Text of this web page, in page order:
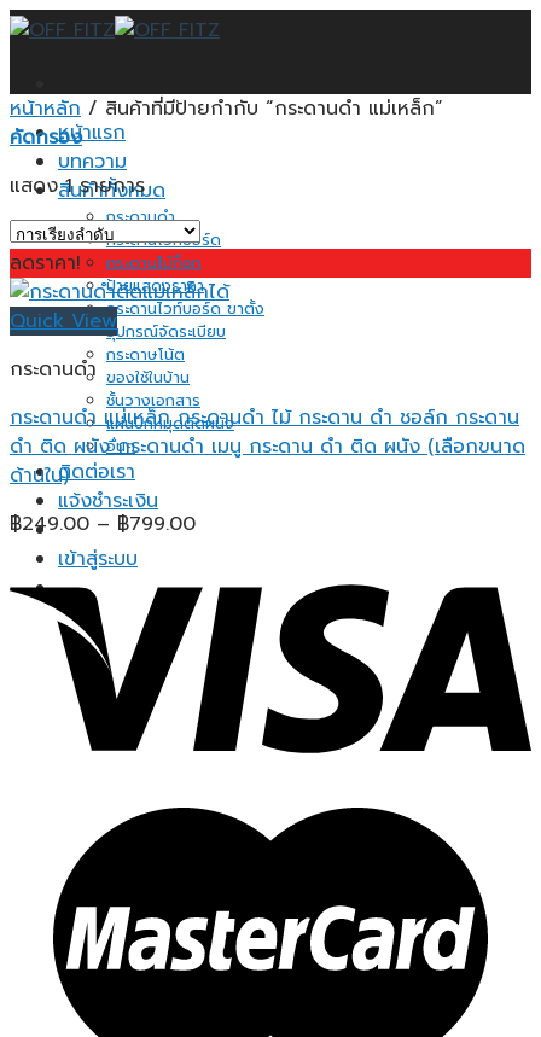
Skip
หน้าแรก
บทความ
สินค้าทั้งหมด
กระดานดำ
กระดานไวท์บอร์ด
กระดานไม้ก็อก
ป้ายแสดงราคา
กระดานไวท์บอร์ด ขาตั้ง
อุปกรณ์จัดระเบียบ
กระดาษโน้ต
ของใช้ในบ้าน
ชั้นวางเอกสาร
แผ่นปักหมุดติดผนัง
อื่นๆ
ติดต่อเรา
แจ้งชำระเงิน
เข้าสู่ระบบ
หน้าหลัก / สินค้าที่มีป้ายกำกับ “กระดานดำ แม่เหล็ก”
คัดกรอง
แสดง 1 รายการ
ลดราคา!
Quick View
กระดานดำ
กระดานดำ แม่เหล็ก กระดานดำ ไม้ กระดาน ดํา ชอล์ก กระดาน
ดำ ติด ผนัง กระดานดำ เมนู กระดาน ดํา ติด ผนัง (เลือกขนาด
ด้านใน)
฿249.00 – ฿799.00Price
฿249.00
through
฿799.00